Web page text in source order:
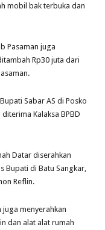
mobil bak terbuka dan
Pasaman juga
Rp30 juta dari
Sabar AS di Posko
Kalaksa BPBD
Datar diserahkan
Bupati di Batu Sangkar,
Reflin.
juga menyerahkan
dan alat alat rumah